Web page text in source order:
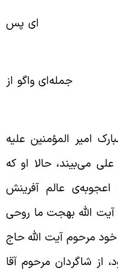
ای پس
جمله‌ای واگو از
امیر المؤمنین علیه
می‌بیند، حالا او که
عالم آفرینش
الله بهجت ما روحی
مرحوم آیت الله حاج
شاگردان مرحوم آقا